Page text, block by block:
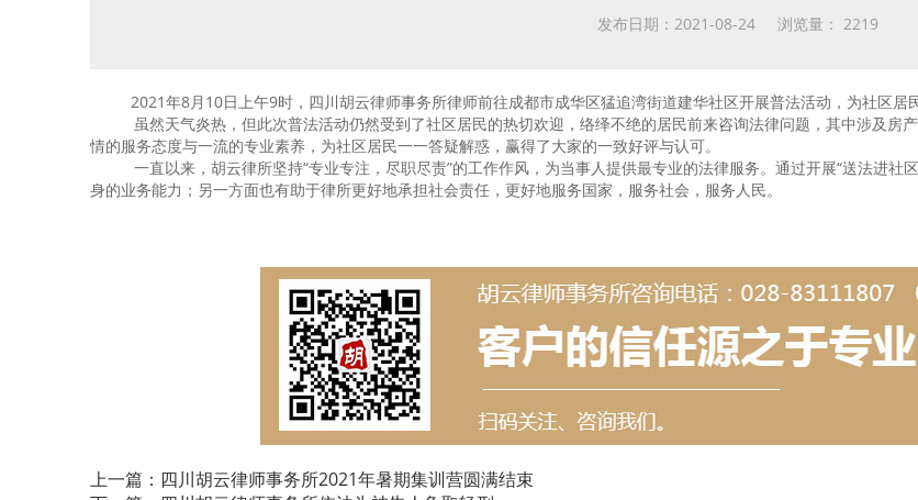
发布日期：2021-08-24 浏览量： 2219
2021年8月 10日上午9时，四川胡云律师事务所律师前往成都市成华区猛追湾街道建华社区开展普法活动，为社区居
虽然天气炎热，但此次普法活动仍然受到了社区居民的热切欢迎，络绎不绝的居民前来咨询法律问题，其中涉及房
情的服务态度与一流的专业素养，为社区居民一一答疑解惑，赢得了大家的一致好评与认可。
一直以来，胡云律所坚持“专业专注，尽职尽责”的工作作风，为当事人提供最专业的法律服务。通过开展“送法进
身的业务能力；另一方面也有助于律所更好地承担社会责任，更好地服务国家，服务社会，服务人民。
上一篇：四川胡云律师事务所2021年暑期集训营圆满结束